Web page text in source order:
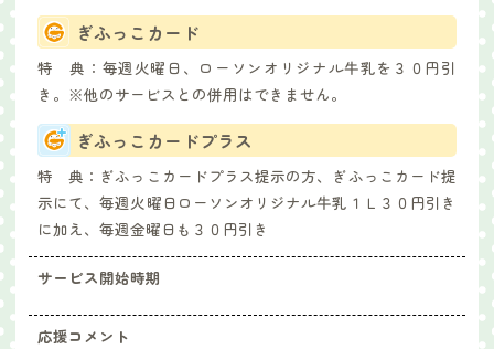
ぎふっこカード
特 典： 毎週火曜日、ローソンオリジナル牛乳を３０円引
き。※他のサービスとの併用はできません。
ぎふっこカードプラス
特 典： ぎふっこカードプラス提示の方、ぎふっこカード提
示にて、毎週火曜日ローソンオリジナル牛乳１Ｌ３０円引き
に加え、毎週金曜日も３０円引き
サービス開始時期
応援コメント